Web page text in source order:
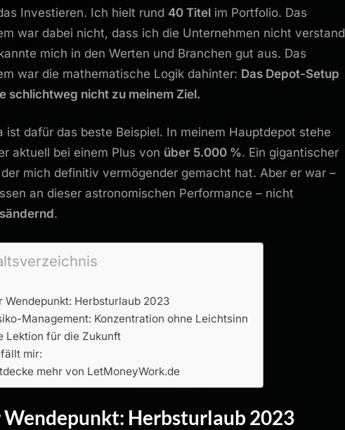
im
Portfolio
gelernt
Investieren. Ich hielt rund 40 Titel im Portfolio. Das
war dabei nicht, dass ich die Unternehmen nicht verstand
mich in den Werten und Branchen gut aus. Das
war die mathematische Logik dahinter: Das Depot-Setup
schlichtweg nicht zu meinem Ziel.
ist dafür das beste Beispiel. In meinem Hauptdepot stehe
aktuell bei einem Plus von über 5.000 %. Ein gigantischer
mich definitiv vermögender gemacht hat. Aber er war –
an dieser astronomischen Performance – nicht
.
Wendepunkt: Herbsturlaub 2023
Management: Konzentration ohne Leichtsinn
Lektion für die Zukunft
mir:
mehr von LetMoneyWork.de
Wendepunkt: Herbsturlaub 2023